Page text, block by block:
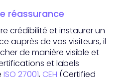
réassurance
crédibilité et instaurer un
auprès de vos visiteurs, il
de manière visible et
et labels
ISO 27001, CEH (Certified